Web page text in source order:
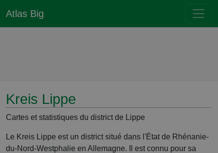
Atlas Big
Kreis Lippe
Cartes et statistiques du district de Lippe
Le Kreis Lippe est un district situé dans l'État de Rhénanie-
du-Nord-Westphalie en Allemagne. Il est connu pour sa